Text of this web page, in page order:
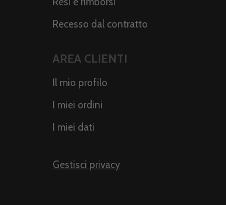
Recesso dal contratto
AREA CLIENTI
Il mio profilo
I miei ordini
I miei dati
Gestisci privacy